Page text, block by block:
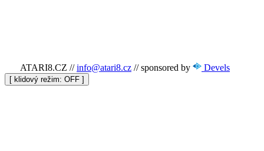
ATARI8.CZ // info@atari8.cz // sponsored by Devels
[ klidový režim: ]